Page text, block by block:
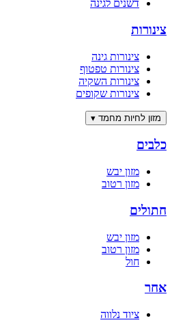
דשנים לגינה
צינורות
צינורות גינה
צינורות טפטוף
צינורות השקיה
צינורות שקופים
מזון לחיות מחמד ▾
כלבים
מזון יבש
מזון רטוב
חתולים
מזון יבש
מזון רטוב
חול
אחר
ציוד נלווה